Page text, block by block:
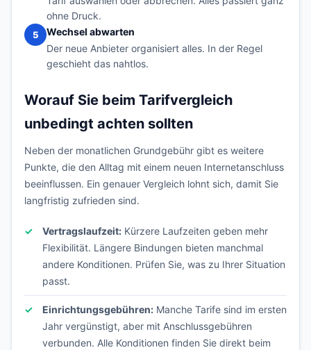
ohne Druck.
5
Wechsel abwarten
Der neue Anbieter organisiert alles. In der Regel
geschieht das nahtlos.
Worauf Sie beim Tarifvergleich
unbedingt achten sollten
Neben der monatlichen Grundgebühr gibt es weitere
Punkte, die den Alltag mit einem neuen Internetanschluss
beeinflussen. Ein genauer Vergleich lohnt sich, damit Sie
langfristig zufrieden sind.
Vertragslaufzeit: Kürzere Laufzeiten geben mehr
Flexibilität. Längere Bindungen bieten manchmal
andere Konditionen. Prüfen Sie, was zu Ihrer Situation
passt.
Einrichtungsgebühren: Manche Tarife sind im ersten
Jahr vergünstigt, aber mit Anschlussgebühren
verbunden. Alle Konditionen finden Sie direkt beim